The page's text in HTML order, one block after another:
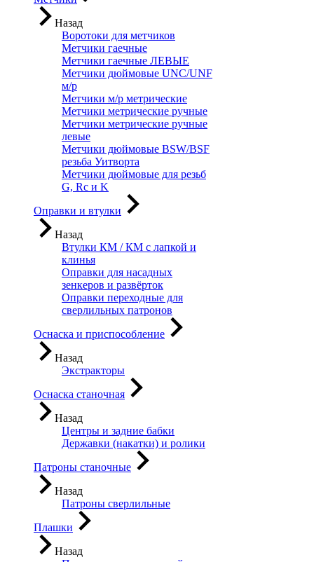
Назад
Воротоки для метчиков
Метчики гаечные
Метчики гаечные ЛЕВЫЕ
Метчики дюймовые UNC/UNF
м/р
Метчики м/р метрические
Метчики метрические ручные
Метчики метрические ручные
левые
Метчики дюймовые BSW/BSF
резьба Уитворта
Метчики дюймовые для резьб
G, Rc и K
Оправки и втулки
Назад
Втулки КМ / КМ с лапкой и
клинья
Оправки для насадных
зенкеров и развёрток
Оправки переходные для
сверлильных патронов
Оснаска и приспособление
Назад
Экстракторы
Оснаска станочная
Назад
Центры и задние бабки
Державки (накатки) и ролики
Патроны станочные
Назад
Патроны сверлильные
Плашки
Назад